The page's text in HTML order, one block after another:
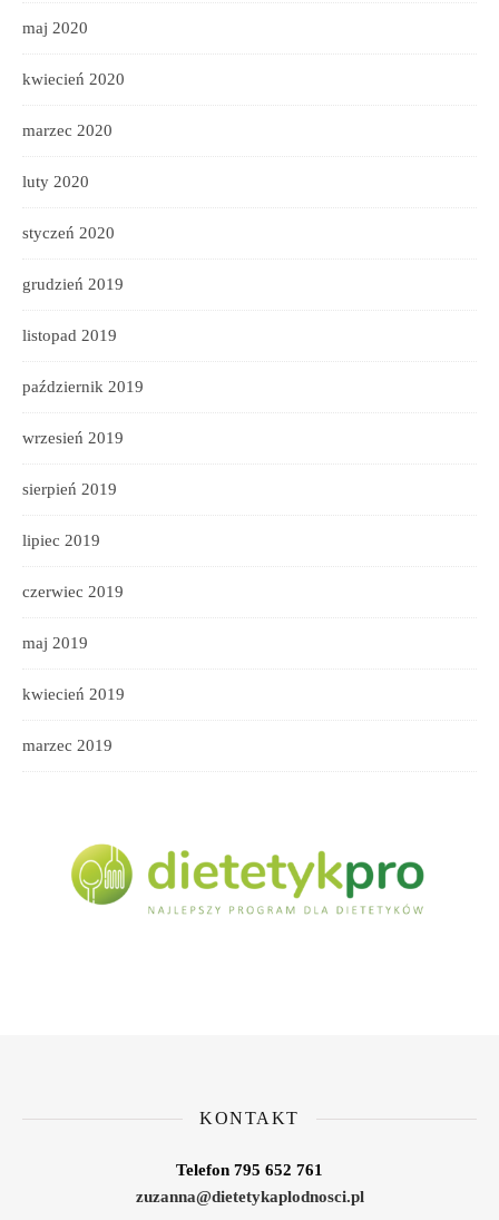
maj 2020
kwiecień 2020
marzec 2020
luty 2020
styczeń 2020
grudzień 2019
listopad 2019
październik 2019
wrzesień 2019
sierpień 2019
lipiec 2019
czerwiec 2019
maj 2019
kwiecień 2019
marzec 2019
KONTAKT
Telefon 795 652 761
zuzanna@dietetykaplodnosci.pl